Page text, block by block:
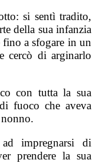
si sentì tradito,
della sua infanzia
fino a sfogare in un
cercò di arginarlo
con tutta la sua
fuoco che aveva
impregnarsi di
prendere la sua